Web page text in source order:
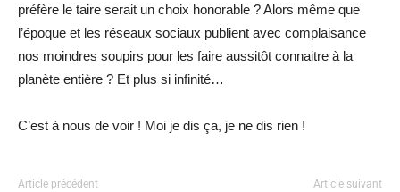
préfère le taire serait un choix honorable ? Alors même que
l’époque et les réseaux sociaux publient avec complaisance
nos moindres soupirs pour les faire aussitôt connaitre à la
planète entière ? Et plus si infinité…
C’est à nous de voir ! Moi je dis ça, je ne dis rien !
Article précédent Article suivant